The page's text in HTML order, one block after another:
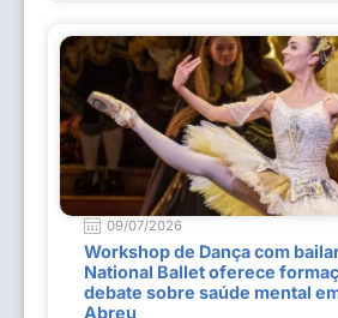
09/07/2026
Workshop de Dança com
National Ballet oferece
debate sobre saúde mental
Abreu